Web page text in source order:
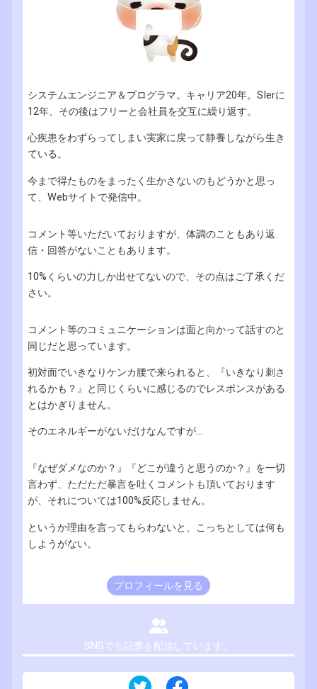
システムエンジニア＆プログラマ。キャリア20年。SIerに
12年、その後はフリーと会社員を交互に繰り返す。
心疾患をわずらってしまい実家に戻って静養しながら生き
ている。
今まで得たものをまったく生かさないのもどうかと思っ
て、Webサイトで発信中。
コメント等いただいておりますが、体調のこともあり返
信・回答がないこともあります。
10%くらいの力しか出せてないので、その点はご了承くだ
さい。
コメント等のコミュニケーションは面と向かって話すのと
同じだと思っています。
初対面でいきなりケンカ腰で来られると、『いきなり刺さ
れるかも？』と同じくらいに感じるのでレスポンスがある
とはかぎりません。
そのエネルギーがないだけなんですが...
『なぜダメなのか？』『どこが違うと思うのか？』を一切
言わず、ただただ暴言を吐くコメントも頂いております
が、それについては100%反応しません。
というか理由を言ってもらわないと、こっちとしては何も
しようがない。
プロフィールを見る
SNSでも記事を配信しています。